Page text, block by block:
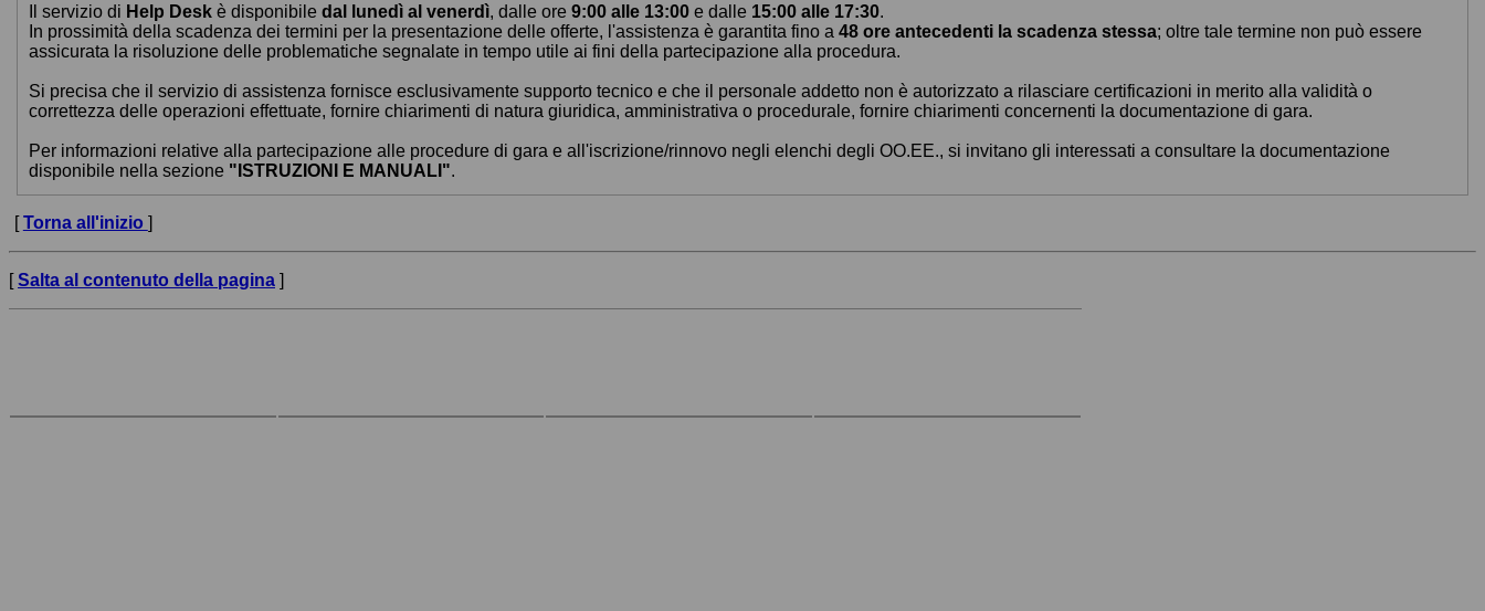
Il servizio di Help Deskè disponibile dal lunedì al venerdì, dalle ore 9:00 alle 13:00e dalle 15:00 alle 17:30.
In prossimità della scadenza dei termini per la presentazione delle offerte, l'assistenza è garantita fino a 48 ore antecedenti la scadenza stessa; oltre tale termine non può essere
assicurata la risoluzione delle problematiche segnalate in tempo utile ai fini della partecipazione alla procedura.
Si precisa che il servizio di assistenza fornisce esclusivamente supporto tecnico e che il personale addetto non è autorizzato a rilasciare certificazioni in merito alla validità o
correttezza delle operazioni effettuate, fornire chiarimenti di natura giuridica, amministrativa o procedurale, fornire chiarimenti concernenti la documentazione di gara.
Per informazioni relative alla partecipazione alle procedure di gara e all'iscrizione/rinnovo negli elenchi degli OO.EE., si invitano gli interessati a consultare la documentazione
disponibile nella sezione "ISTRUZIONI E MANUALI".
[Torna all'inizio ]
[Salta al contenuto della pagina ]